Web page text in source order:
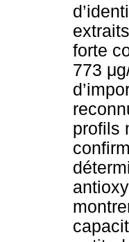
forte
773
profils